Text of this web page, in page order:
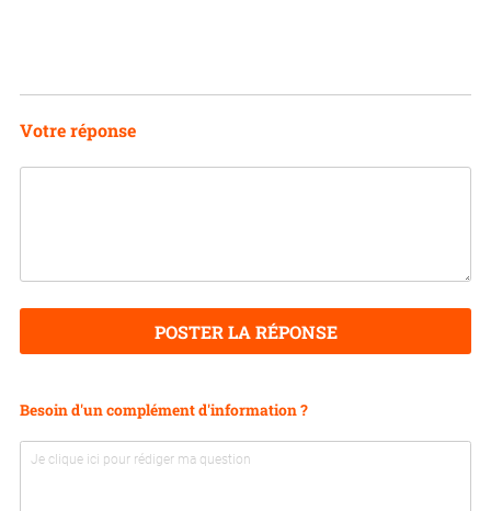
Votre réponse
POSTER LA RÉPONSE
Besoin d'un complément d'information ?